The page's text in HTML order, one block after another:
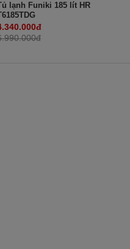
lạnh Funiki 185 lít HR